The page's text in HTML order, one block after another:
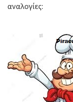
αναλογίες: